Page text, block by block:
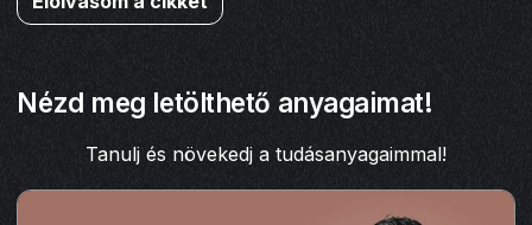
Nézd meg letölthető anyagaimat!
Tanulj és növekedj a tudásanyagaimmal!